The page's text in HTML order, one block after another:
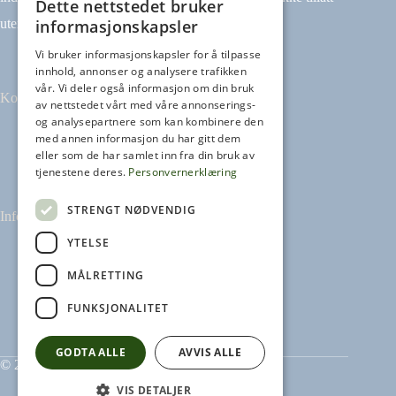
uten avtale.
Kontakt
Tilbakemeldinger
kontakt@heikampen.no
Informasjon
Leseguide
Personvernerklæring
Informasjonskapsler
© 2026 Heikampen AS
Dette nettstedet bruker
informasjonskapsler
Vi bruker informasjonskapsler for å tilpasse
innhold, annonser og analysere trafikken
vår. Vi deler også informasjon om din bruk
av nettstedet vårt med våre annonserings-
og analysepartnere som kan kombinere den
med annen informasjon du har gitt dem
eller som de har samlet inn fra din bruk av
tjenestene deres. Personvernerklæring
STRENGT NØDVENDIG
YTELSE
MÅLRETTING
FUNKSJONALITET
GODTA ALLE AVVIS ALLE
VIS DETALJER